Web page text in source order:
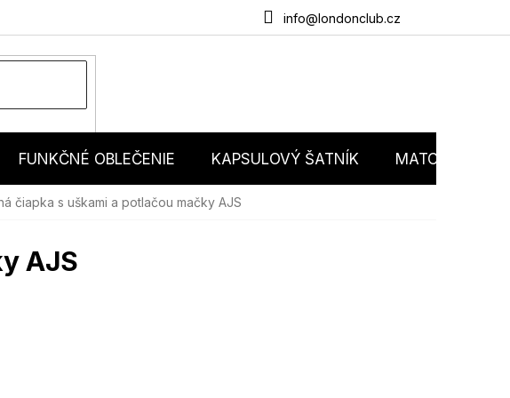
info@londonclub.cz
Obchodné podmienky Podmienky ochrany
FUNKČNÉ OBLEČENIE KAPSULOVÝ ŠATNÍK MATCHY
čiapka s uškami a potlačou mačky AJS
AJS